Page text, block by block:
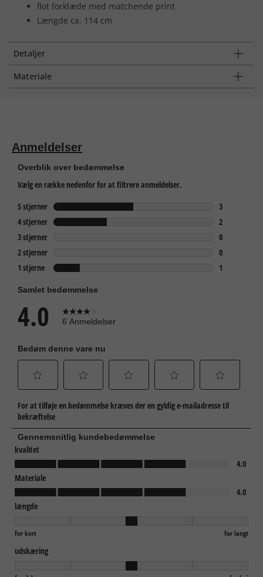
flot forklæde med matchende print
Længde ca. 114 cm
Detaljer
Materiale